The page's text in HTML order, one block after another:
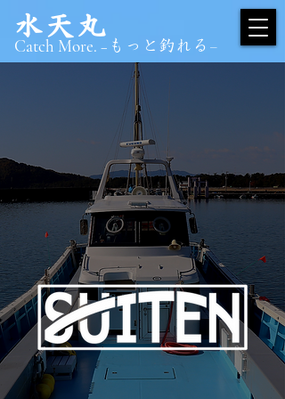
​水天丸
Catch More. − もっと釣れる–